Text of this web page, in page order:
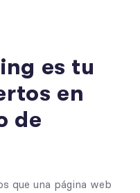
ing es tu
rtos en
de
que una página web